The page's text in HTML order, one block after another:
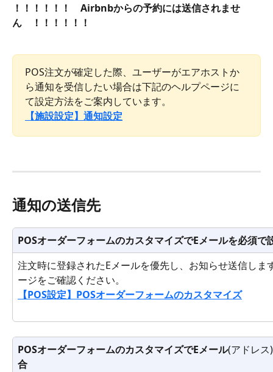
！！！！！！　Airbnbからの予約には送信されませ
ん　！！！！！！
POS注文が確定した際、ユーザーがエアホストか
ら通知を受信したい場合は下記のヘルプページに
て設定方法をご案内しています。
【施設設定】通知設定
通知の送信先
POSオーダーフォームのカスタマイズでEメールを必須で
注文時に登録されたEメールを優先し、お知らせ送信しま
ージをご確認ください。
【POS設定】POSオーダーフォームのカスタマイズ
POSオーダーフォームのカスタマイズでEメール(アドレス)
合